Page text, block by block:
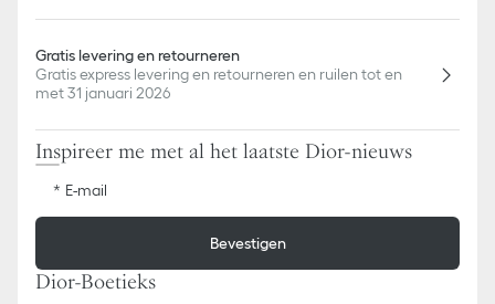
Gratis levering en retourneren
Gratis express levering en retourneren en ruilen tot en
met 31 januari 2026
Inspireer me met al het laatste Dior-nieuws
E-mail
Bevestigen
Dior-Boetieks